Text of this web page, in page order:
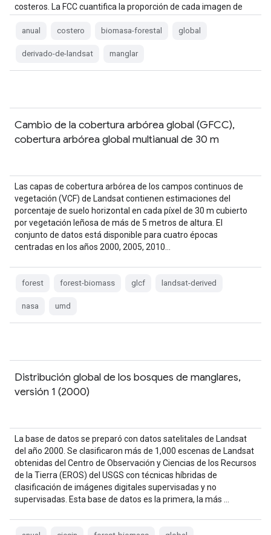
costeros. La FCC cuantifica la proporción de cada imagen de
anual costero biomasa-forestal global
derivado-de-landsat manglar
Cambio de la cobertura arbórea global (GFCC),
cobertura arbórea global multianual de 30 m
Las capas de cobertura arbórea de los campos continuos de
vegetación (VCF) de Landsat contienen estimaciones del
porcentaje de suelo horizontal en cada píxel de 30 m cubierto
por vegetación leñosa de más de 5 metros de altura. El
conjunto de datos está disponible para cuatro épocas
centradas en los años 2000, 2005, 2010…
forest forest-biomass glcf landsat-derived
nasa umd
Distribución global de los bosques de manglares,
versión 1 (2000)
La base de datos se preparó con datos satelitales de Landsat
del año 2000. Se clasificaron más de 1,000 escenas de Landsat
obtenidas del Centro de Observación y Ciencias de los Recursos
de la Tierra (EROS) del USGS con técnicas híbridas de
clasificación de imágenes digitales supervisadas y no
supervisadas. Esta base de datos es la primera, la más …